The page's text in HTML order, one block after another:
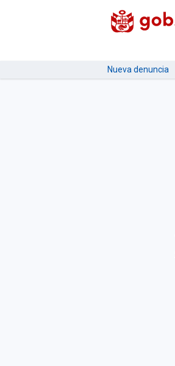
Nueva denuncia